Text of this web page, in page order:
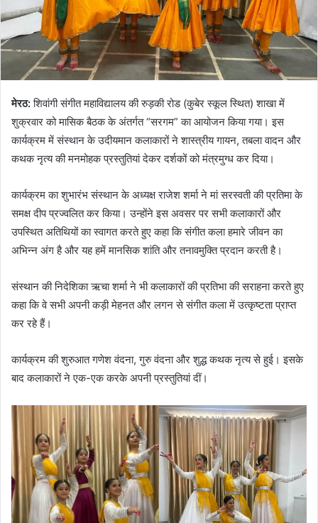
मेरठ:शिवांगी संगीत महाविद्यालय की रुड़की रोड (कुबेर स्कूल स्थित) शाखा में
शुक्रवार को मासिक बैठक के अंतर्गत “सरगम” का आयोजन किया गया। इस
कार्यक्रम में संस्थान के उदीयमान कलाकारों ने शास्त्रीय गायन, तबला वादन और
कथक नृत्य की मनमोहक प्रस्तुतियां देकर दर्शकों को मंत्रमुग्ध कर दिया।
कार्यक्रम का शुभारंभ संस्थान के अध्यक्ष राजेश शर्मा ने मां सरस्वती की प्रतिमा के
समक्ष दीप प्रज्वलित कर किया। उन्होंने इस अवसर पर सभी कलाकारों और
उपस्थित अतिथियों का स्वागत करते हुए कहा कि संगीत कला हमारे जीवन का
अभिन्न अंग है और यह हमें मानसिक शांति और तनावमुक्ति प्रदान करती है।
संस्थान की निदेशिका ऋचा शर्मा ने भी कलाकारों की प्रतिभा की सराहना करते हुए
कहा कि वे सभी अपनी कड़ी मेहनत और लगन से संगीत कला में उत्कृष्टता प्राप्त
कर रहे हैं।
कार्यक्रम की शुरुआत गणेश वंदना, गुरु वंदना और शुद्ध कथक नृत्य से हुई। इसके
बाद कलाकारों ने एक-एक करके अपनी प्रस्तुतियां दीं।